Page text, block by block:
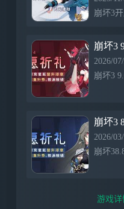
璃朱燧
线！「
色「
「泣之
崩坏3
2026/
崩坏3
2026/
游戏